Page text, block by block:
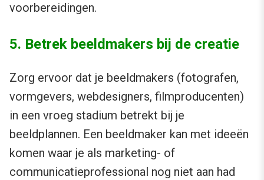
voorbereidingen.
5. Betrek beeldmakers bij de creatie
Zorg ervoor dat je beeldmakers (fotografen,
vormgevers, webdesigners, filmproducenten)
in een vroeg stadium betrekt bij je
beeldplannen. Een beeldmaker kan met ideeën
komen waar je als marketing- of
communicatieprofessional nog niet aan had